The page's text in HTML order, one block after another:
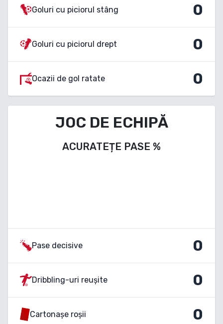
Goluri cu piciorul stâng 0
Goluri cu piciorul drept 0
Ocazii de gol ratate 0
JOC DE ECHIPĂ
ACURATEȚE PASE %
Pase decisive 0
Dribbling-uri reușite 0
Cartonașe roșii 0